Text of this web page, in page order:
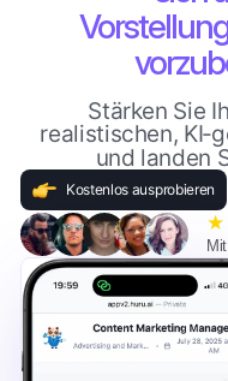
Stärken Sie
realistischen,
und landen
Kostenlos ausprobieren
★
Mit